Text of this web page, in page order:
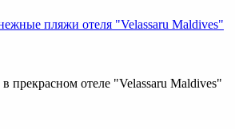
пляжи отеля "Velassaru Maldives"
прекрасном отеле "Velassaru Maldives"